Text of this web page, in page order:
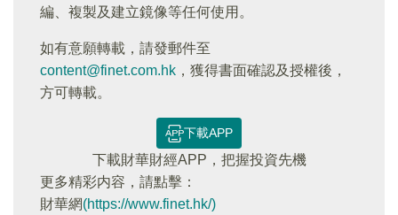
編、複製及建立鏡像等任何使用。
如有意願轉載，請發郵件至
content@finet.com.hk ，獲得書面確認及授權後，
方可轉載。
下載APP
下載財華財經APP，把握投資先機
更多精彩内容，請點擊：
財華網(https://www.finet.hk/)